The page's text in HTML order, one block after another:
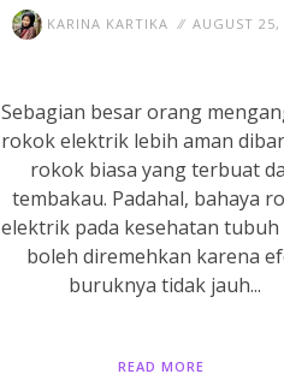
KARINA KARTIKA AUGUST 25,
Sebagian besar orang
rokok elektrik lebih aman
rokok biasa yang terbuat
tembakau. Padahal, bahaya
elektrik pada kesehatan
boleh diremehkan karena
buruknya tidak jauh...
READ MORE